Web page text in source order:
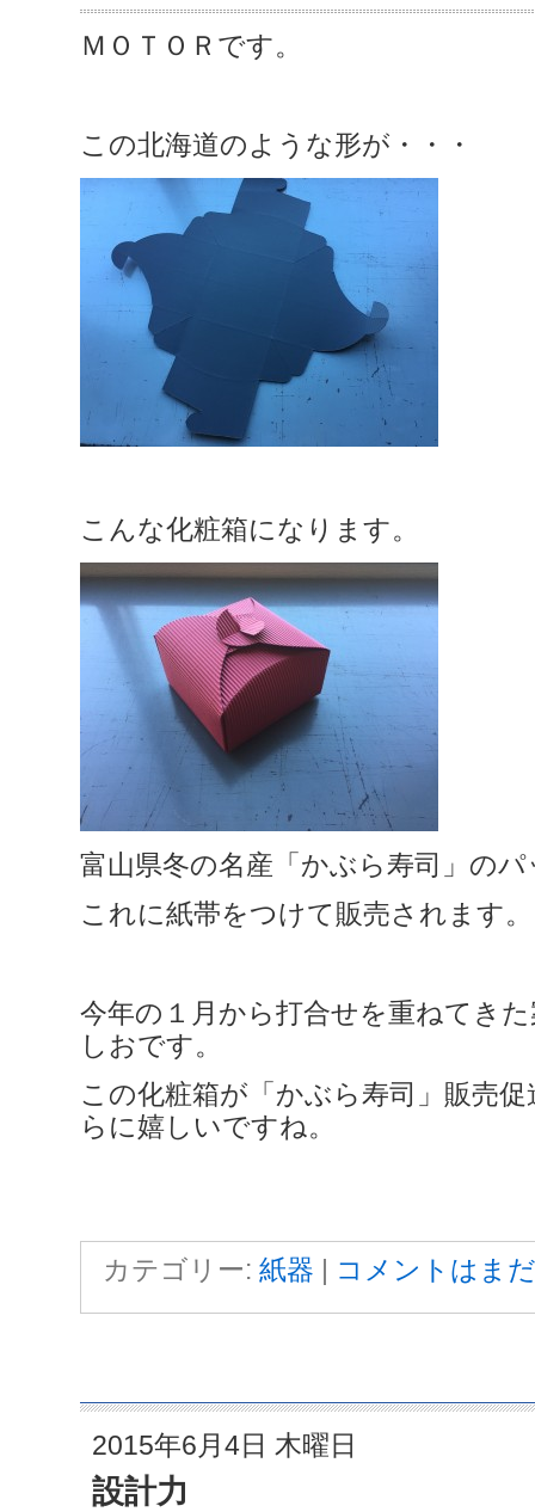
ＭＯＴＯＲです。
この北海道のような形が・・・
こんな化粧箱になります。
富山県冬の名産「かぶら寿司」の
これに紙帯をつけて販売されます。
今年の１月から打合せを重ねてき
しおです。
この化粧箱が「かぶら寿司」販売
らに嬉しいですね。
カテゴリー: 紙器 | コメントはま
2015年6月4日 木曜日
設計力